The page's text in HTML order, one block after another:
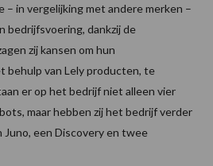
– in vergelijking met andere merken –
bedrijfsvoering, dankzij de
zij kansen om hun
behulp van Lely producten, te
er op het bedrijf niet alleen vier
maar hebben zij het bedrijf verder
een Discovery en twee